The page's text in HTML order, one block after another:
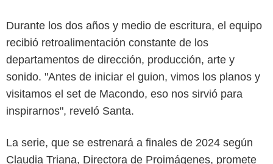
Durante los dos años y medio de escritura, el equipo
recibió retroalimentación constante de los
departamentos de dirección, producción, arte y
sonido. "Antes de iniciar el guion, vimos los planos y
visitamos el set de Macondo, eso nos sirvió para
inspirarnos", reveló Santa.
La serie, que se estrenará a finales de 2024 según
Claudia Triana, Directora de Proimágenes, promete